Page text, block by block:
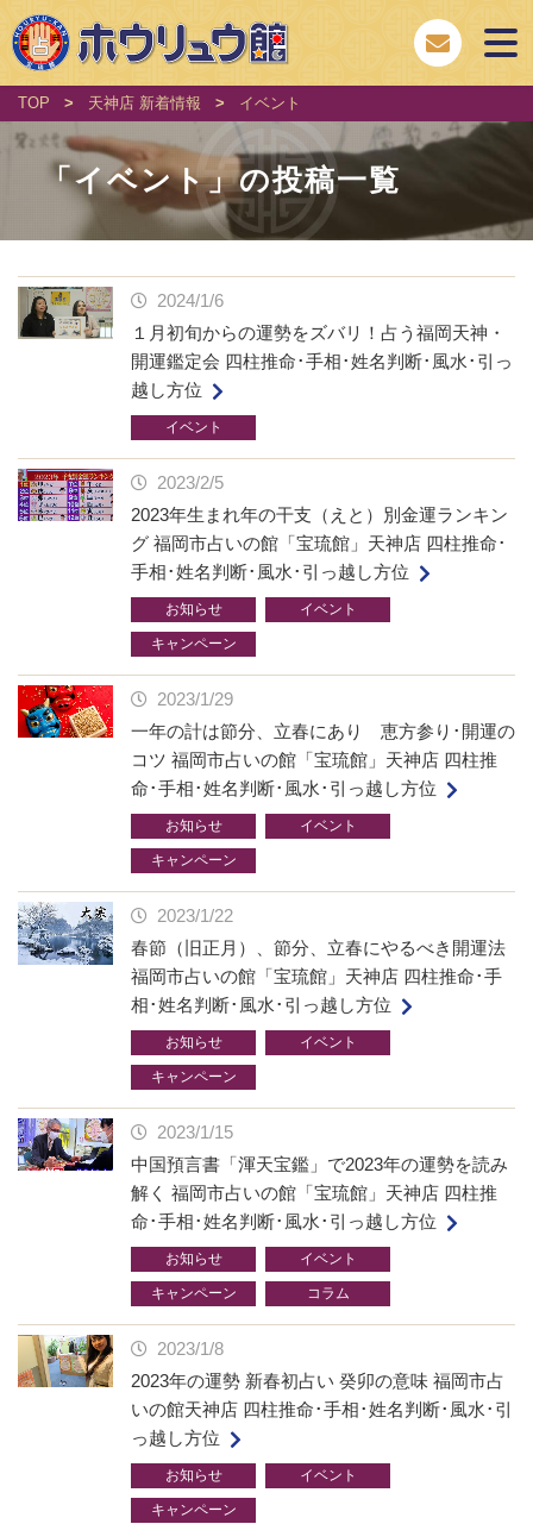
TOP > 天神店 新着情報 > イベント
「イベント」の投稿一覧
2024/1/6
１月初旬からの運勢をズバリ！占う福岡天神・
開運鑑定会 四柱推命･手相･姓名判断･風水･引っ
越し方位
イベント
2023/2/5
2023年生まれ年の干支（えと）別金運ランキン
グ 福岡市占いの館「宝琉館」天神店 四柱推命･
手相･姓名判断･風水･引っ越し方位
お知らせ イベント
キャンペーン
2023/1/29
一年の計は節分、立春にあり 恵方参り･開運の
コツ 福岡市占いの館「宝琉館」天神店 四柱推
命･手相･姓名判断･風水･引っ越し方位
お知らせ イベント
キャンペーン
2023/1/22
春節（旧正月）、節分、立春にやるべき開運法
福岡市占いの館「宝琉館」天神店 四柱推命･手
相･姓名判断･風水･引っ越し方位
お知らせ イベント
キャンペーン
2023/1/15
中国預言書「渾天宝鑑」で2023年の運勢を読み
解く 福岡市占いの館「宝琉館」天神店 四柱推
命･手相･姓名判断･風水･引っ越し方位
お知らせ イベント
キャンペーン コラム
2023/1/8
2023年の運勢 新春初占い 癸卯の意味 福岡市占
いの館天神店 四柱推命･手相･姓名判断･風水･引
っ越し方位
お知らせ イベント
キャンペーン